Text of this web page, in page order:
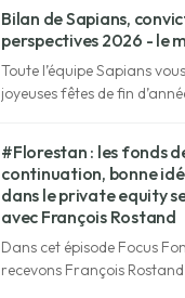
Bilan de Sapians,
perspectives 2026 - le
Toute l’équipe Sapians
joyeuses fêtes de fin
perspectives 2026.
#Florestan : les fonds
continuation, bonne
dans le private equity
avec François Rostand
Dans cet épisode Focus
recevons François